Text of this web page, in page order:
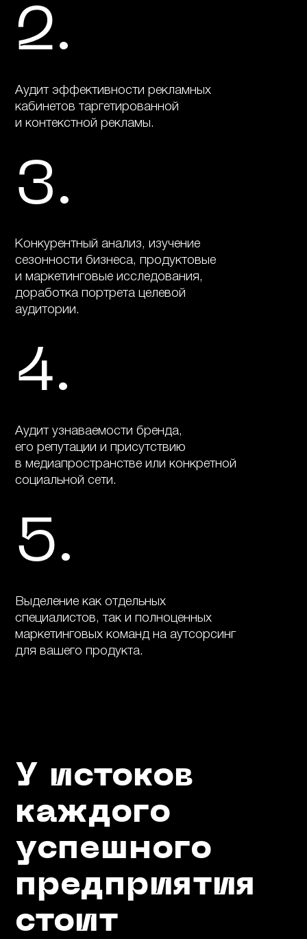
2.
Аудит эффективности рекламных
кабинетов таргетированной
и контекстной рекламы.
3.
Конкурентный анализ, изучение
сезонности бизнеса, продуктовые
и маркетинговые исследования,
доработка портрета целевой
аудитории.
4.
Аудит узнаваемости бренда,
его репутации и присутствию
в медиапространстве или конкретной
социальной сети.
5.
Выделение как отдельных
специалистов, так и полноценных
маркетинговых команд на аутсорсинг
для вашего продукта.
У истоков
каждого
успешного
предприятия
стоит